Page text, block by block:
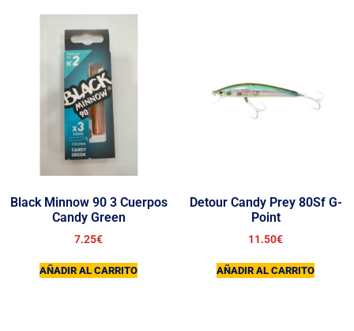
Black Minnow 90 3 Cuerpos
Candy Green
7.25€
AÑADIR AL CARRITO
Detour Candy Prey 80Sf G-
Point
11.50€
AÑADIR AL CARRITO